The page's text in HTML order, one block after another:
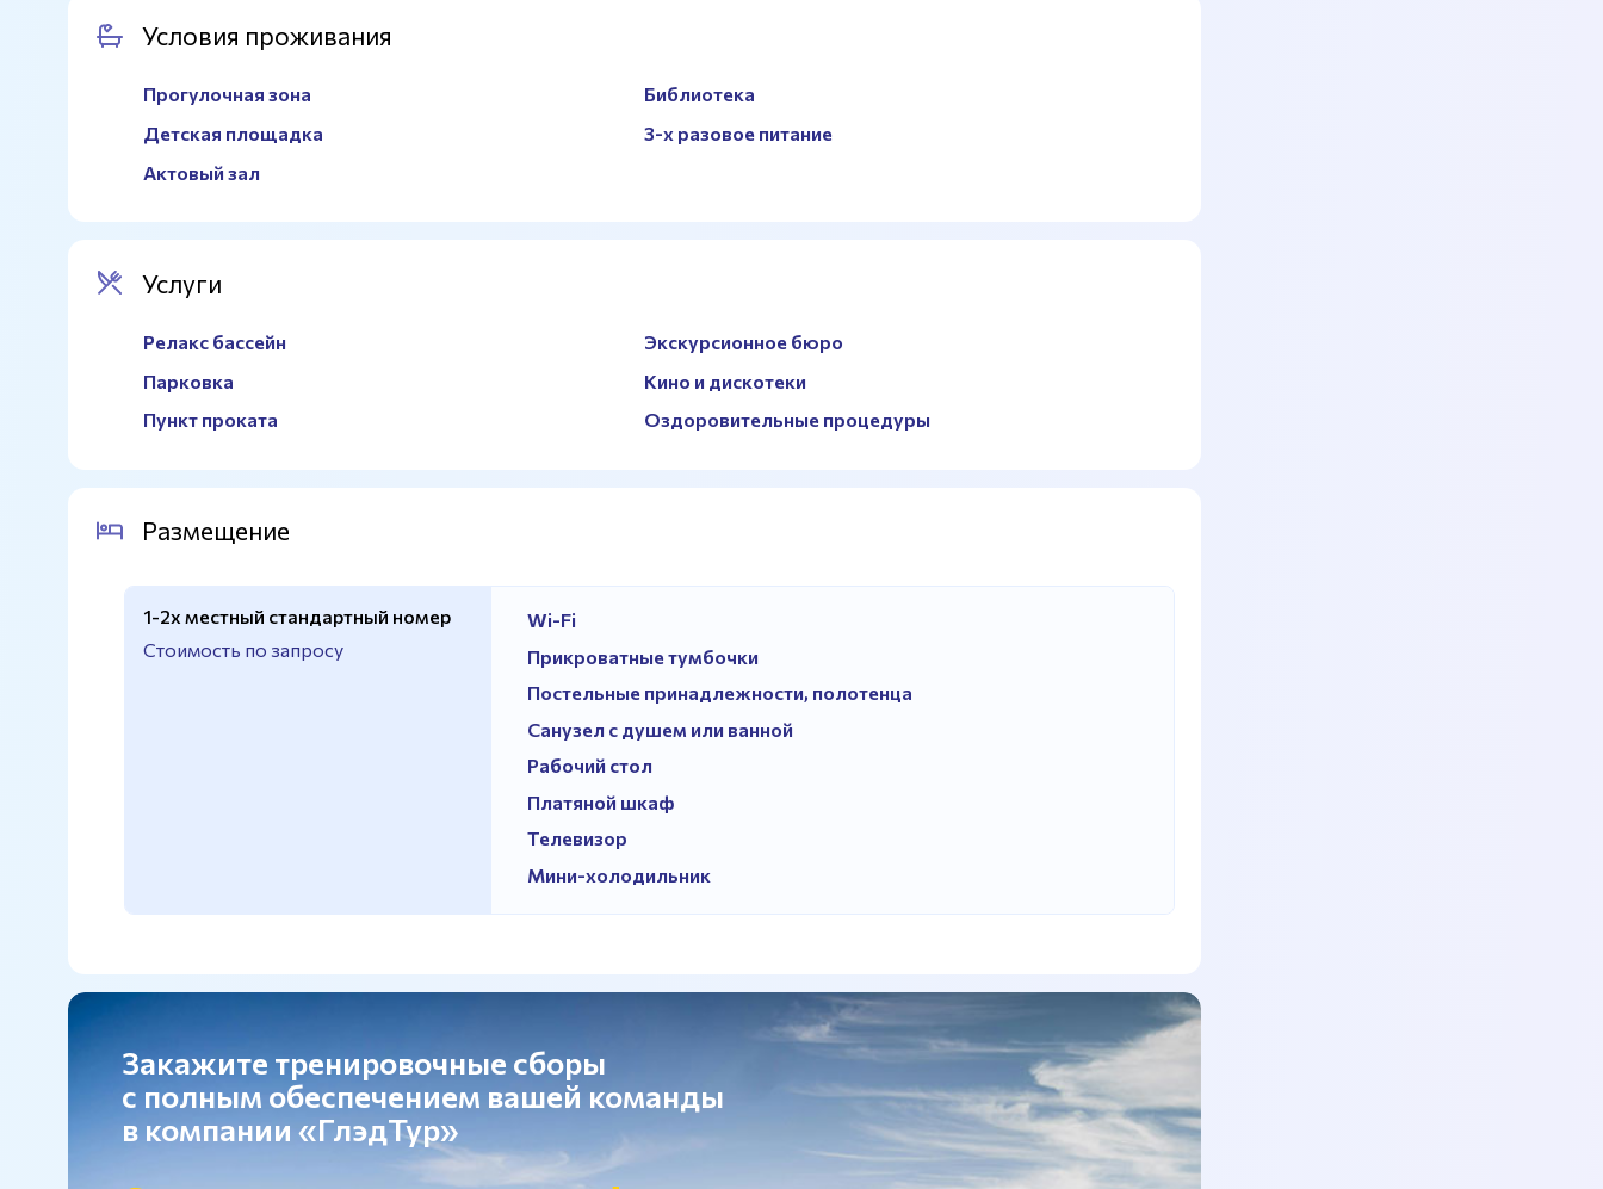
Условия проживания
Прогулочная зона
Библиотека
Детская площадка
3-х разовое питание
Актовый зал
Услуги
Релакс бассейн
Экскурсионное бюро
Парковка
Кино и дискотеки
Пункт проката
Оздоровительные процедуры
Размещение
1-2х местный стандартный номер
Стоимость по запросу
Wi-Fi
Прикроватные тумбочки
Постельные принадлежности, полотенца
Санузел с душем или ванной
Рабочий стол
Платяной шкаф
Телевизор
Мини-холодильник
Закажите тренировочные сборы
с полным обеспечением вашей команды
в компании «ГлэдТур»